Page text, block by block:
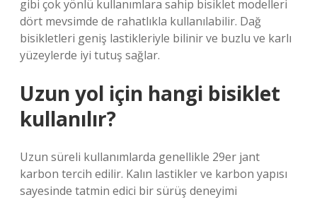
gibi çok yönlü kullanımlara sahip bisiklet modelleri
dört mevsimde de rahatlıkla kullanılabilir. Dağ
bisikletleri geniş lastikleriyle bilinir ve buzlu ve karlı
yüzeylerde iyi tutuş sağlar.
Uzun yol için hangi bisiklet
kullanılır?
Uzun süreli kullanımlarda genellikle 29er jant
karbon tercih edilir. Kalın lastikler ve karbon yapısı
sayesinde tatmin edici bir sürüş deneyimi